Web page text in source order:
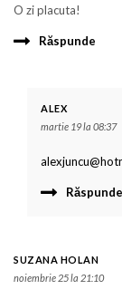
O zi placuta!
Răspunde
ALEX
martie 19 la 08:37
Răspunde
SUZANA HOLAN
noiembrie 25 la 21:10